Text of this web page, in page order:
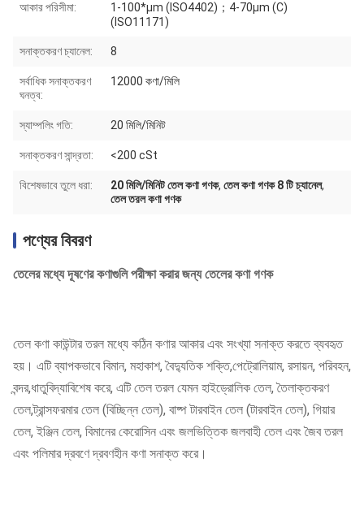
আকার পরিসীমা:
1-100*μm (ISO4402)；4-70μm (C)
(ISO11171)
সনাক্তকরণ চ্যানেল: 8
সর্বাধিক সনাক্তকরণ
ঘনত্ব:
12000 কণা/মিলি
স্যাম্পলিং গতি: 20 মিলি/মিনিট
সনাক্তকরণ সান্দ্রতা: <200 cSt
বিশেষভাবে তুলে ধরা: 20 মিলি/মিনিট তেল কণা গণক, তেল কণা গণক 8 টি চ্যানেল,
তেল তরল কণা গণক
পণ্যের বিবরণ
তেলের মধ্যে দূষণের কণাগুলি পরীক্ষা করার জন্য তেলের কণা গণক
তেল কণা কাউন্টার তরল মধ্যে কঠিন কণার আকার এবং সংখ্যা সনাক্ত করতে ব্যবহৃত
হয়। এটি ব্যাপকভাবে বিমান, মহাকাশ, বৈদ্যুতিক শক্তি,পেট্রোলিয়াম, রসায়ন, পরিবহন,
বন্দর,ধাতুবিদ্যাবিশেষ করে, এটি তেল তরল যেমন হাইড্রোলিক তেল, তৈলাক্তকরণ
তেল,ট্রান্সফরমার তেল (বিচ্ছিন্ন তেল), বাষ্প টারবাইন তেল (টারবাইন তেল), গিয়ার
তেল, ইঞ্জিন তেল, বিমানের কেরোসিন এবং জলভিত্তিক জলবাহী তেল এবং জৈব তরল
এবং পলিমার দ্রবণে দ্রবণহীন কণা সনাক্ত করে।